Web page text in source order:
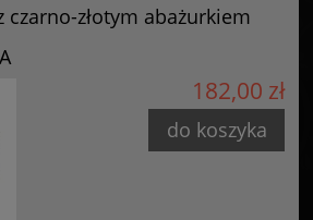
czarno-złotym abażurkiem
182,00 zł
do koszyka